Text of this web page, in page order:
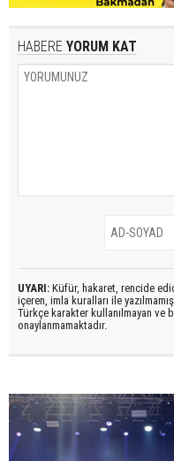
HABERE YORUM KAT
UYARI: Küfür, hakaret, rencide
içeren, imla kuralları ile yazılmamış,
Türkçe karakter kullanılmayan ve
onaylanmamaktadır.